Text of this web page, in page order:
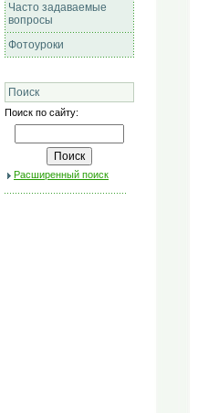
Часто задаваемые
вопросы
Фотоуроки
Поиск
Поиск по сайту:
Расширенный поиск